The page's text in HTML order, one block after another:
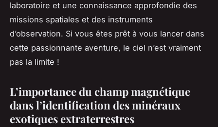
laboratoire et une connaissance approfondie des
missions spatiales et des instruments
d’observation. Si vous êtes prêt à vous lancer dans
cette passionnante aventure, le ciel n’est vraiment
pas la limite !
L’importance du champ magnétique
dans l’identification des minéraux
exotiques extraterrestres